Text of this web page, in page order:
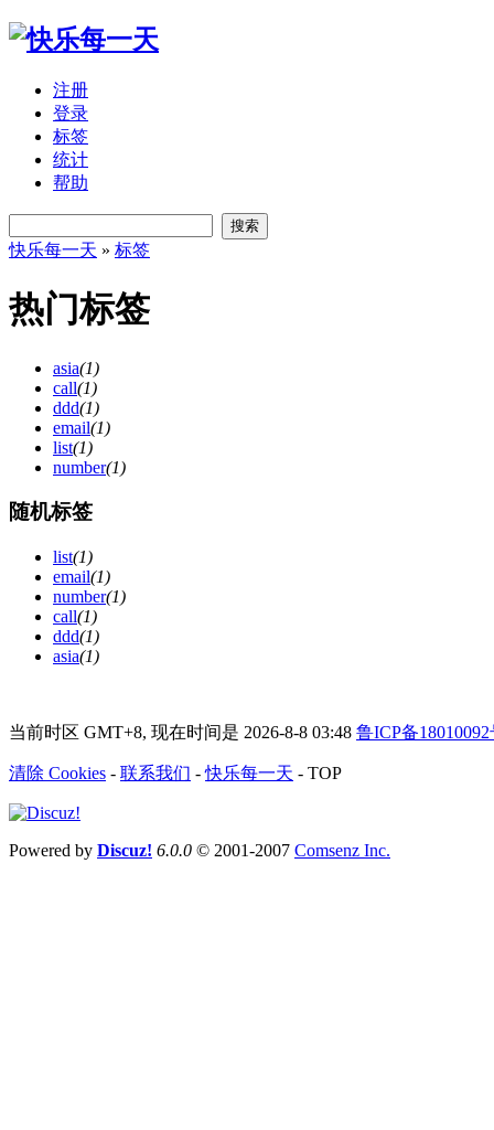
注册
登录
标签
统计
帮助
搜索
快乐每一天 » 标签
热门标签
asia(1)
call(1)
ddd(1)
email(1)
list(1)
number(1)
随机标签
list(1)
email(1)
number(1)
call(1)
ddd(1)
asia(1)
当前时区 GMT+8, 现在时间是 2026-8-8 03:48 鲁ICP备18010092
清除 Cookies - 联系我们 -快乐每一天 - TOP
Powered by Discuz! 6.0.0 © 2001-2007 Comsenz Inc.